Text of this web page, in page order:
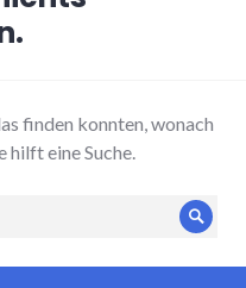
finden konnten, wonach
eine Suche.